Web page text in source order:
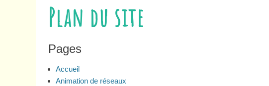
Plan du site
Pages
Accueil
Animation de réseaux